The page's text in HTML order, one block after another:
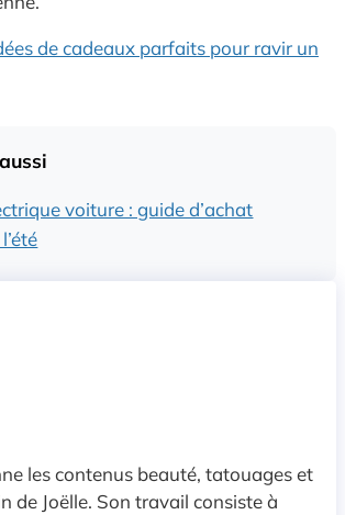
de cadeaux parfaits pour ravir un
voiture : guide d’achat
les contenus beauté, tatouages et
de Joëlle. Son travail consiste à